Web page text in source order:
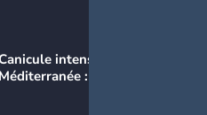
intense en
Méditerranée : près de 50°C